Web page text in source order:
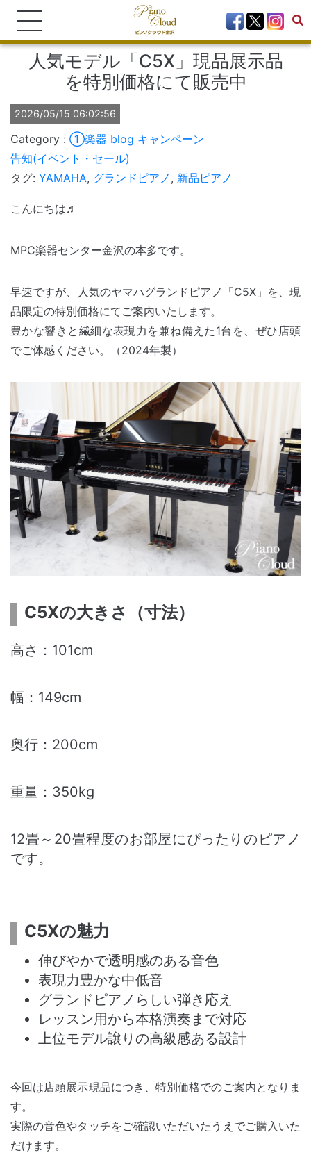
人気モデル「C5X」現品展示品
を特別価格にて販売中
2026/05/15 06:02:56
①楽器 blog キャンペーン
告知(イベント・セール)
タグ: YAMAHA, グランドピアノ , 新品ピアノ
こんにちは♬
MPC楽器センター金沢の本多です。
早速ですが、人気のヤマハグランドピアノ「C5X」を、現
品限定の特別価格にてご案内いたします。
豊かな響きと繊細な表現力を兼ね備えた1台を、ぜひ店頭
でご体感ください。（2024年製）
C5Xの大きさ（寸法）
高さ：101cm
幅：149cm
奥行：200cm
重量：350kg
12畳～20畳程度のお部屋にぴったりのピアノ
です。
C5Xの魅力
伸びやかで透明感のある音色
表現力豊かな中低音
グランドピアノらしい弾き応え
レッスン用から本格演奏まで対応
上位モデル譲りの高級感ある設計
今回は店頭展示現品につき、特別価格でのご案内となりま
す。
実際の音色やタッチをご確認いただいたうえでご購入いた
だけます。